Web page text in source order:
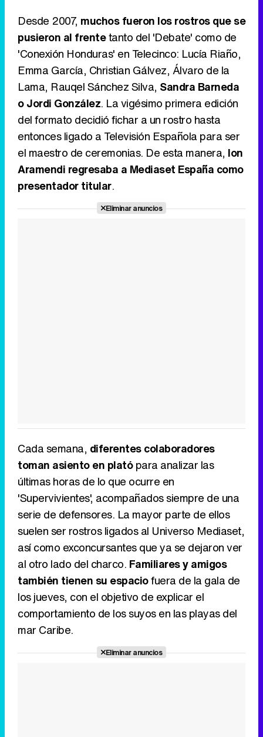
Canción ganadora de Eurovisión 2026: DARA con "Bangaranga" por Bulgaria
Desde 2007, muchos fueron los rostros que se
pusieron al frentetanto del 'Debate' como de
'Conexión Honduras' en Telecinco: Lucía Riaño,
Emma García, Christian Gálvez, Álvaro de la
Lama, Rauqel Sánchez Silva, Sandra Barneda
o Jordi González. La vigésimo primera edición
del formato decidió fichar a un rostro hasta
entonces ligado a Televisión Española para ser
el maestro de ceremonias. De esta manera, Ion
Aramendi regresaba a Mediaset España como
presentador titular.
Eliminar anuncios
Cada semana, diferentes colaboradores
toman asiento en platópara analizar las
últimas horas de lo que ocurre en
'Supervivientes', acompañados siempre de una
serie de defensores. La mayor parte de ellos
suelen ser rostros ligados al Universo Mediaset,
así como exconcursantes que ya se dejaron ver
al otro lado del charco. Familiares y amigos
también tienen su espaciofuera de la gala de
los jueves, con el objetivo de explicar el
comportamiento de los suyos en las playas del
mar Caribe.
Eliminar anuncios